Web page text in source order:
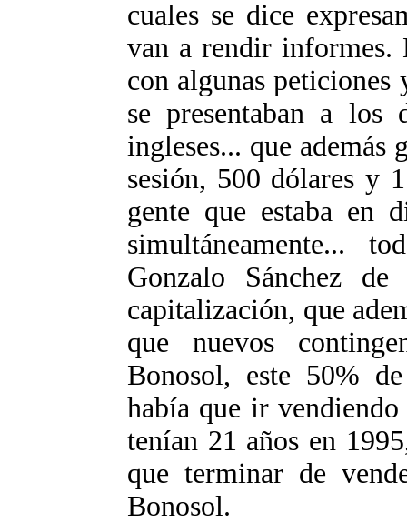
cuales se dice
van a rendir informes.
con algunas
se presentaban a los
ingleses... que además
sesión, 500 dólares y
gente que estaba en
simultáneamente...
Gonzalo Sánchez
capitalización, que
que nuevos
Bonosol, este 50%
había que ir
tenían 21 años en
que terminar de
Bonosol.